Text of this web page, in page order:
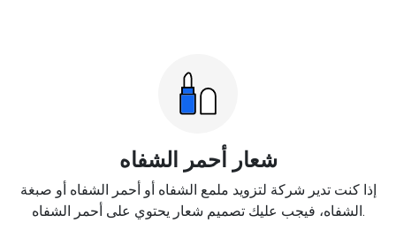
شعار أحمر الشفاه
إذا كنت تدير شركة لتزويد ملمع الشفاه أو أحمر الشفاه أو صبغة
الشفاه، فيجب عليك تصميم شعار يحتوي على أحمر الشفاه.